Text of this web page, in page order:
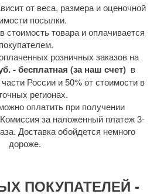
от веса, размера и оценочной
посылки.
стоимость товара и оплачивается
покупателем.
розничных заказов на
- бесплатная (за наш счет) в
России и 50% от стоимости в
регионах.
оплатить при получении
за наложенный платеж 3-
Доставка обойдется немного
дороже.
ПОКУПАТЕЛЕЙ -